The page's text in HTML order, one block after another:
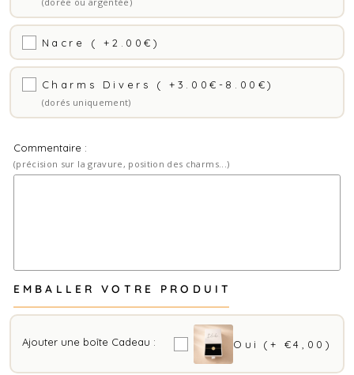
Nacre ( +2.00€)
Charms Divers ( +3.00€-8.00€)
(dorés uniquement)
Commentaire :
(précision sur la gravure, position des charms...)
EMBALLER VOTRE PRODUIT
Ajouter une boîte Cadeau : Oui (+ €4,00)